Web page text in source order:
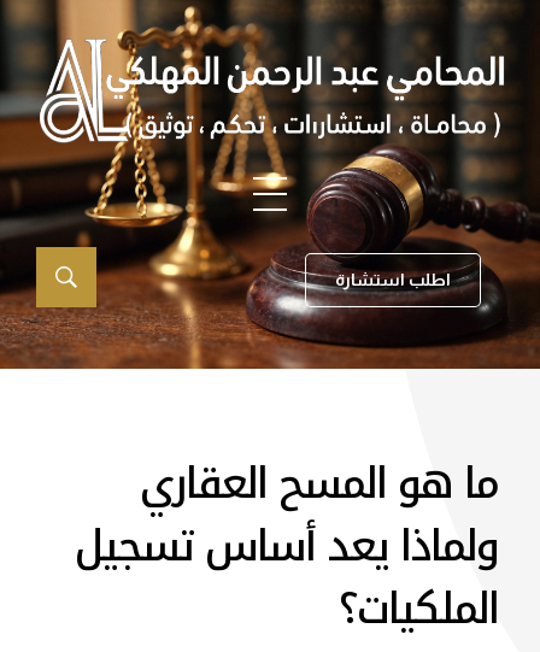
اطلب استشارة
ما هو المسح العقاري
ولماذا يعد أساس تسجيل
الملكيات؟